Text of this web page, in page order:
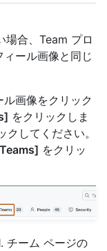
場合、Team プロ
ール画像と同じ
画像をクリック
をクリックしま
してください。
Teams] をクリッ
チーム ページの